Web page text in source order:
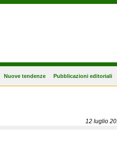
Nuove tendenze Pubblicazioni editoriali
12 luglio